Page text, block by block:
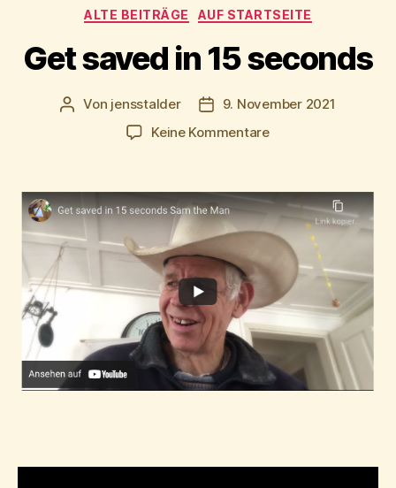
Kategorien
ALTE BEITRÄGE AUF STARTSEITE
Get saved in 15 seconds
Beitragsautor
Von jensstalder Beitragsdatum
9. November 2021
Keine Kommentarezu
in
15
seconds